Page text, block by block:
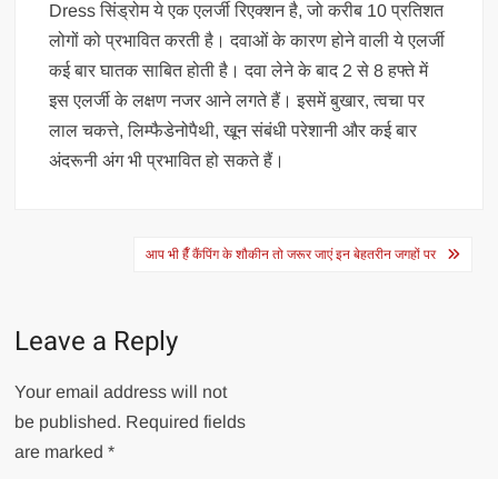
Dress सिंड्रोम ये एक एलर्जी रिएक्शन है, जो करीब 10 प्रतिशत
लोगों को प्रभावित करती है। दवाओं के कारण होने वाली ये एलर्जी
कई बार घातक साबित होती है। दवा लेने के बाद 2 से 8 हफ्ते में
इस एलर्जी के लक्षण नजर आने लगते हैं। इसमें बुखार, त्वचा पर
लाल चकत्ते, लिम्फैडेनोपैथी, खून संबंधी परेशानी और कई बार
अंदरूनी अंग भी प्रभावित हो सकते हैं।
आप भी हैँ कैंपिंग के शौकीन तो जरूर जाएं इन बेहतरीन जगहों पर
Leave a Reply
Your email address will not
be published. Required fields
are marked*